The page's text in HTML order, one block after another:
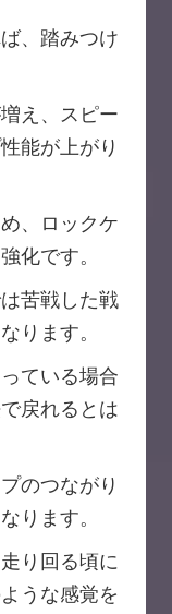
、踏みつけ
え、スピー
能が上がり
、ロックケ
化です。
苦戦した戦
ります。
ている場合
戻れるとは
のつながり
ります。
り回る頃に
うな感覚を